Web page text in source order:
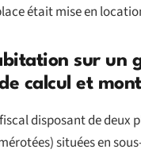
était mise en
sur un
calcul et
disposant de deux
situées en